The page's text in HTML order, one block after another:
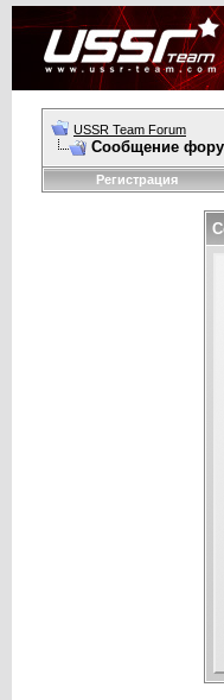
USSR Team Forum
Сообщение
Регистрация